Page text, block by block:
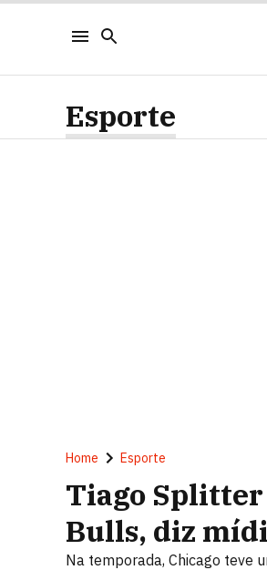
Esporte
Home Esporte
Tiago Splitter
Bulls, diz
Na temporada, Chicago teve